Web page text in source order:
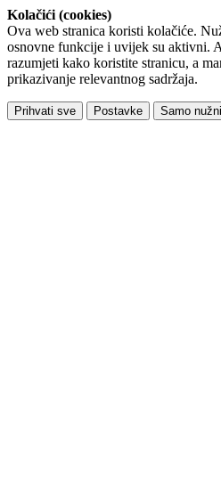
Kolačići (cookies)
Ova web stranica koristi kolačiće.
osnovne funkcije i uvijek su aktivni.
razumjeti kako koristite stranicu, a
prikazivanje relevantnog sadržaja.
Prihvati sve Postavke Samo nužni